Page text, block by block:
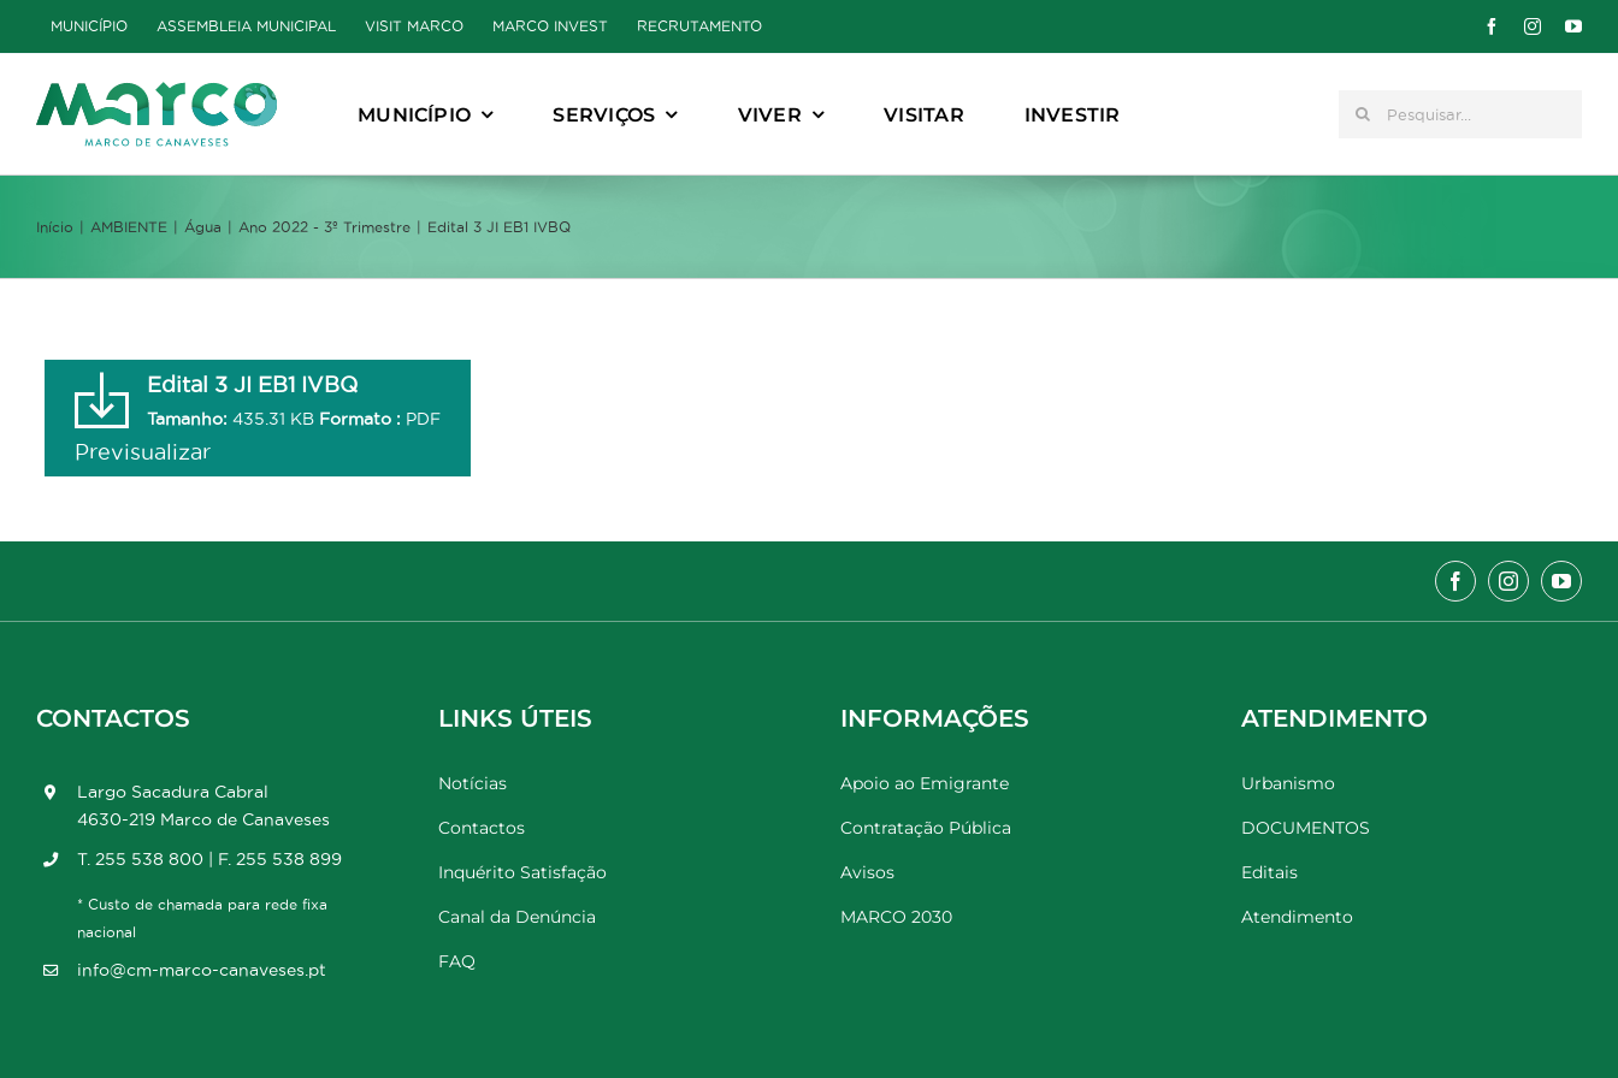
to
content
MUNICÍPIO ASSEMBLEIA MUNICIPAL VISIT MARCO MARCO INVEST RECRUTAMENTO
MUNICÍPIO SERVIÇOS VIVER VISITAR INVESTIR Pesquisar
Início AMBIENTE Água Ano 2022 - 3º Trimestre Edital 3 JI EB1 IVBQ
Edital 3 JI EB1 IVBQ
Tamanho: 435.31 KB Formato : PDF
Previsualizar
CONTACTOS
Largo Sacadura Cabral
4630-219 Marco de Canaveses
T. 255 538 800 | F. 255 538 899
* Custo de chamada para rede fixa
nacional
info@cm-marco-canaveses.pt
LINKS ÚTEIS
Notícias
Contactos
Inquérito Satisfação
Canal da Denúncia
FAQ
INFORMAÇÕES
Apoio ao Emigrante
Contratação Pública
Avisos
MARCO 2030
ATENDIMENTO
Urbanismo
DOCUMENTOS
Editais
Atendimento